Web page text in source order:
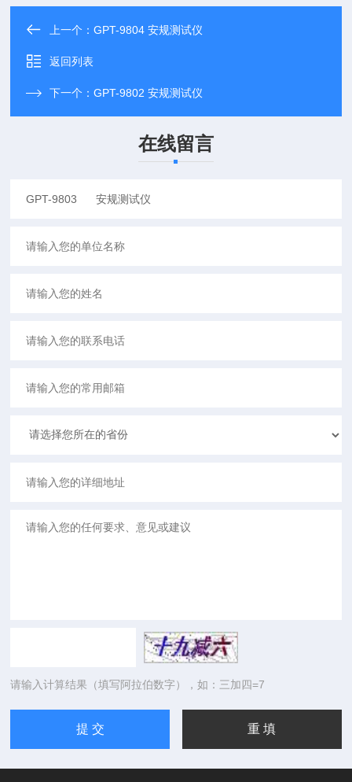
上一个：GPT-9804 安规测试仪
返回列表
下一个：GPT-9802 安规测试仪
在线留言
请输入计算结果（填写阿拉伯数字），如：三加四=7